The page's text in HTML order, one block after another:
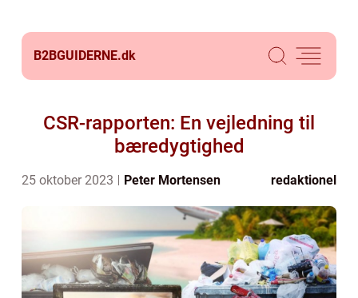
B2BGUIDERNE.dk
CSR-rapporten: En vejledning til
bæredygtighed
25 oktober 2023 Peter Mortensen redaktionel